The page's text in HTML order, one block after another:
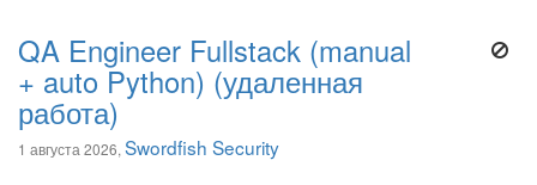
QA Engineer Fullstack (manual
+ auto Python) (удаленная
работа)
1 августа 2026, Swordfish Security